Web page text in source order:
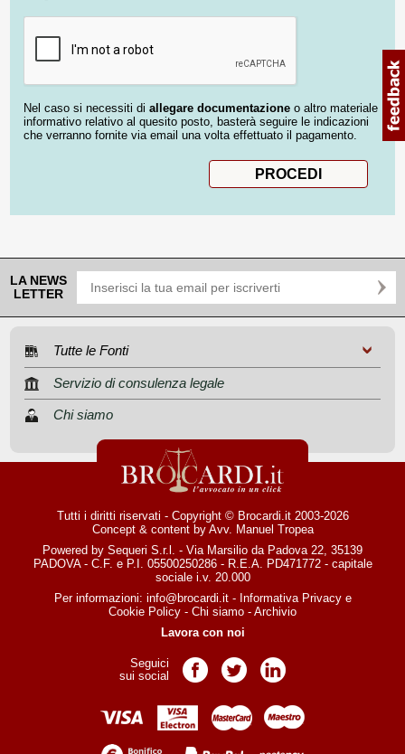
Nel caso si necessiti di allegare documentazione o altro materiale
informativo relativo al quesito posto, basterà seguire le indicazioni
che verranno fornite via email una volta effettuato il pagamento.
LA NEWS
LETTER
Tutte le Fonti
Servizio di consulenza legale
Chi siamo
Tutti i diritti riservati - Copyright © Brocardi.it 2003-2026
Concept & content by Avv. Manuel Tropea
Powered by Sequeri S.r.l. - Via Marsilio da Padova 22, 35139
PADOVA - C.F. e P.I. 05500250286 - R.E.A. PD471772 - capitale
sociale i.v. 20.000
Per informazioni: info@brocardi.it- Informativa Privacye
Cookie Policy - Chi siamo - Archivio
Lavora con noi
Seguici
sui social
Pagina Facebook
Pagina TwitterPagina LinkedIn